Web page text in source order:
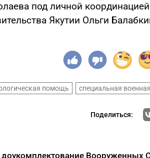
под личной
Якутии Ольги
помощь специальная
Поделиться:
доукомплектование Вооруженных